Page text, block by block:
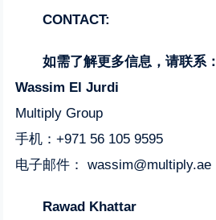
CONTACT:
如需了解更多信息，请联系：
Wassim El Jurdi
Multiply Group
手机：+971 56 105 9595
电子邮件：wassim@multiply.ae
Rawad Khattar